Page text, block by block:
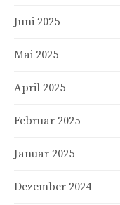
Juni 2025
Mai 2025
April 2025
Februar 2025
Januar 2025
Dezember 2024